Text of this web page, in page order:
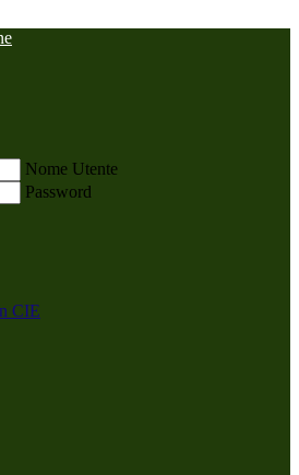
Nome Utente
Password
CIE